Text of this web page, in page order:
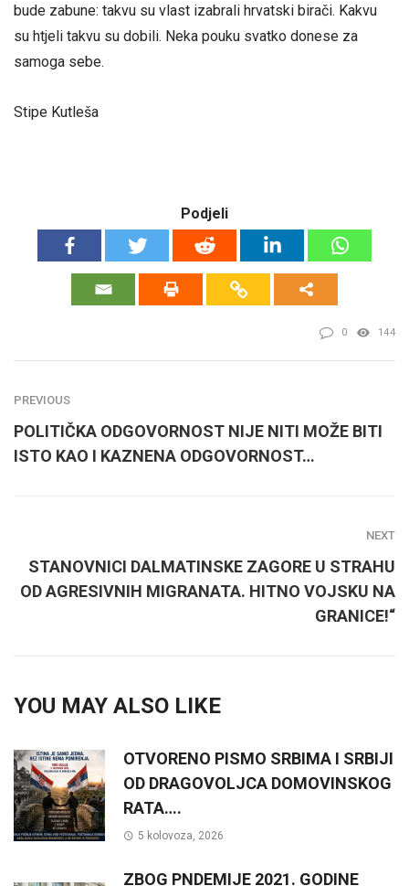
bude zabune: takvu su vlast izabrali hrvatski birači. Kakvu
su htjeli takvu su dobili. Neka pouku svatko donese za
samoga sebe.
Stipe Kutleša
Podjeli
0 144
PREVIOUS
POLITIČKA ODGOVORNOST NIJE NITI MOŽE BITI
ISTO KAO I KAZNENA ODGOVORNOST…
NEXT
STANOVNICI DALMATINSKE ZAGORE U STRAHU
OD AGRESIVNIH MIGRANATA. HITNO VOJSKU NA
GRANICE!“
YOU MAY ALSO LIKE
OTVORENO PISMO SRBIMA I SRBIJI
OD DRAGOVOLJCA DOMOVINSKOG
RATA….
5 kolovoza, 2026
ZBOG PNDEMIJE 2021. GODINE